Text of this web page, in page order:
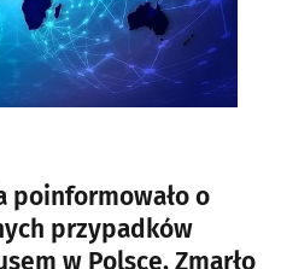
poinformowało o
przypadków
w Polsce. Zmarło